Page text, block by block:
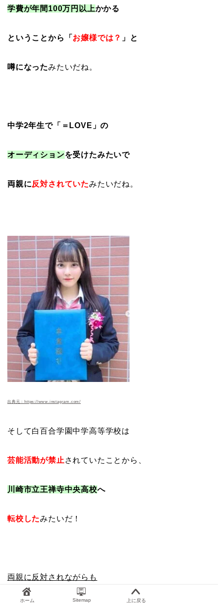
学費が年間100万円以上かかる
ということから「 お嬢様では？ 」と
噂になったみたいだね。
中学2年生で「＝LOVE」の
オーディションを受けたみたいで
両親に反対されていたみたいだね。
出典元：https://www.instagram.com/
そして白百合学園中学高等学校は
芸能活動が禁止 されていたことから、
川崎市立王禅寺中央高校へ
転校したみたいだ！
両親に反対されながらも
ホーム Sitemap 上に戻る